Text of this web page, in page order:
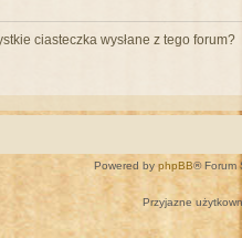
ciasteczka wysłane z tego forum?
Powered by phpBB® Forum
Przyjazne